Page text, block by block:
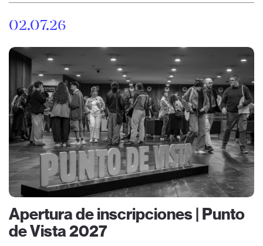
02.07.26
Apertura de inscripciones | Punto
de Vista 2027